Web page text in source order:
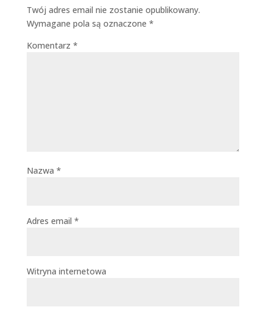
Twój adres email nie zostanie opublikowany.
Wymagane pola są oznaczone *
Komentarz *
Nazwa *
Adres email *
Witryna internetowa